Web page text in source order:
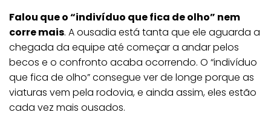
Falou que o “indivíduo que fica de olho” nem
corre mais. A ousadia está tanta que ele aguarda a
chegada da equipe até começar a andar pelos
becos e o confronto acaba ocorrendo. O “indivíduo
que fica de olho” consegue ver de longe porque as
viaturas vem pela rodovia, e ainda assim, eles estão
cada vez mais ousados.